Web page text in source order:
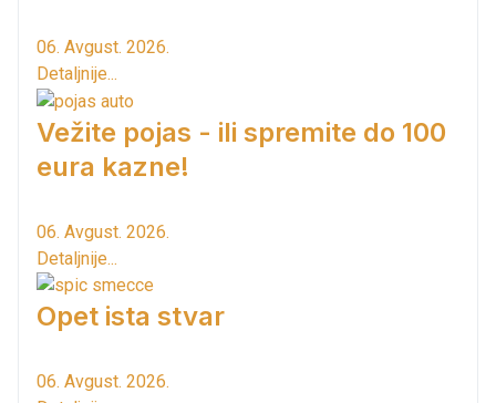
06. Avgust. 2026.
Detaljnije...
Vežite pojas - ili spremite do 100
eura kazne!
06. Avgust. 2026.
Detaljnije...
Opet ista stvar
06. Avgust. 2026.